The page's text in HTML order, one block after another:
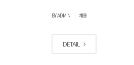
BY ADMIN 채용
DETAIL